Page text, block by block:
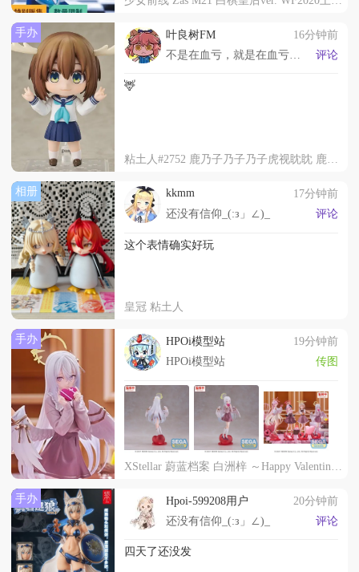
手办 叶良树FM
16分钟前
不是在血亏，就是在血亏的路上
评论
🦌
粘土人#2752 鹿乃子乃子乃子虎视眈眈 鹿乃子乃子
相册 kkmm
17分钟前
还没有信仰_(:з」∠)_
评论
这个表情确实好玩
皇冠 粘土人
手办 HPOi模型站
19分钟前
HPOi模型站
传图
手办 Hpoi-599208用户
20分钟前
还没有信仰_(:з」∠)_
评论
四天了还没发